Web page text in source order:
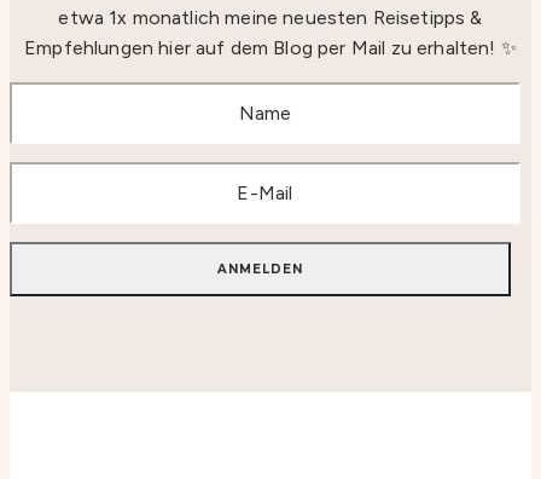
etwa 1x monatlich meine neuesten Reisetipps &
Empfehlungen hier auf dem Blog per Mail zu erhalten! ✨